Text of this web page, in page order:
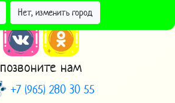
Нет, изменить город
позвоните нам
+7 (965) 280 30 55